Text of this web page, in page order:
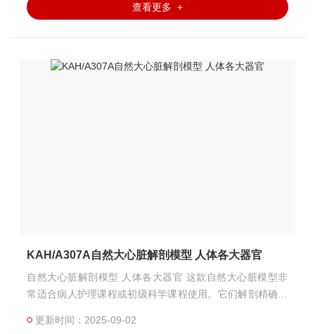
查看更多 +
KAH/A307A自然大心脏解剖模型 人体各大器官
自然大心脏解剖模型 人体各大器官 这款自然大心脏模型非
常适合病人护理课程或初级科学课程使用。它们解剖精确，
上。用PVC制成，安放于塑料座上。尺寸： 15x8x9CM。 包
更新时间：2025-09-02